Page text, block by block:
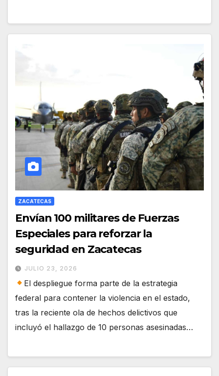
ZACATECAS
Envían 100 militares de Fuerzas
Especiales para reforzar la
seguridad en Zacatecas
JULIO 23, 2026
El despliegue forma parte de la estrategia
federal para contener la violencia en el estado,
tras la reciente ola de hechos delictivos que
incluyó el hallazgo de 10 personas asesinadas…